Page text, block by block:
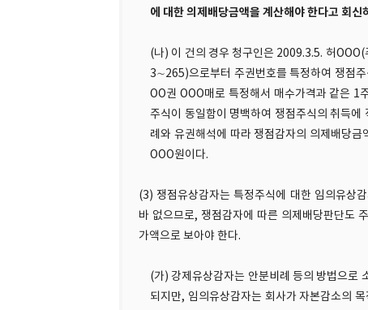
에 대한 의제배당금액을 계산해야 한다고 회신
(나) 이 건의 경우 청구인은 2009.3.5. 허
3∼265)으로부터 주권번호를 특정하여 쟁점
OO권 OOO매로 특정해서 매수가격과 같은 1
주식이 동일함이 명백하여 쟁점주식의 취득에
례와 유권해석에 따라 쟁점감자의 의제배당
OOO원이다.
(3) 쟁점유상감자는 특정주식에 대한 임의유상
바 없으므로, 쟁점감자에 따른 의제배당판단도
가액으로 보아야 한다.
(가) 강제유상감자는 안분비례 등의 방법으로
되지만, 임의유상감자는 회사가 자본감소의